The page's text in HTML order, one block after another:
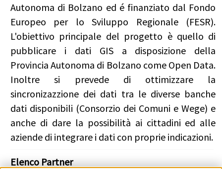
Autonoma di Bolzano ed é finanziato dal Fondo
Europeo per lo Sviluppo Regionale (FESR).
L'obiettivo principale del progetto è quello di
pubblicare i dati GIS a disposizione della
Provincia Autonoma di Bolzano come Open Data.
Inoltre si prevede di ottimizzare la
sincronizazzione dei dati tra le diverse banche
dati disponibili (Consorzio dei Comuni e Wege) e
anche di dare la possibilità ai cittadini ed alle
aziende di integrare i dati con proprie indicazioni.
Elenco Partner